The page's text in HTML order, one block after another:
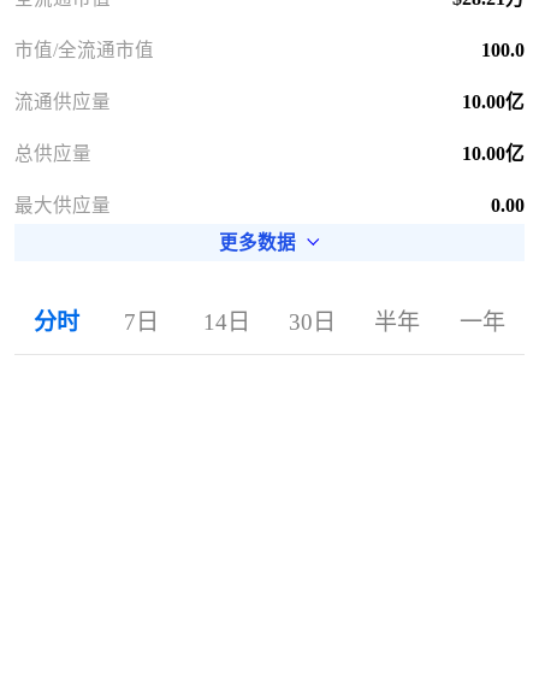
市值/全流通市值 100.0
流通供应量 10.00亿
总供应量 10.00亿
最大供应量
0.00
更多数据
分时 7日 14日 30日 半年 一年